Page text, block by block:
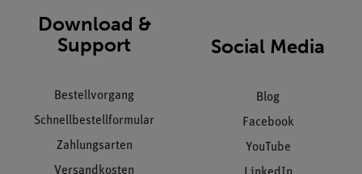
Download &
Support
Bestellvorgang
Schnellbestellformular
Zahlungsarten
Versandkosten
Social Media
Blog
Facebook
YouTube